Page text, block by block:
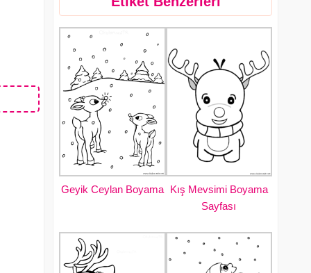
Geyik Ceylan Boyama
Kış Mevsimi Boyama
Sayfası